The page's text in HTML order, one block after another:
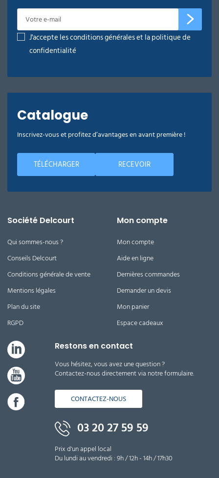
J'accepte les conditions générales et la politique de
confidentialité
Catalogue
Inscrivez-vous et profitez d’avantages en avant première !
TÉLÉCHARGER RECEVOIR
Société Delcourt
Qui sommes-nous ?
Conseils Delcourt
Conditions générale de vente
Mentions légales
Plan du site
RGPD
Mon compte
Mon compte
Aide en ligne
Dernières commandes
Demander un devis
Mon panier
Espace cadeaux
Restons en contact
Vous hésitez, vous avez une question ?
Contactez-nous directement via notre formulaire.
CONTACTEZ-NOUS
03 20 27 59 59
Prix d'un appel local
Du lundi au vendredi : 9h / 12h - 14h / 17h30